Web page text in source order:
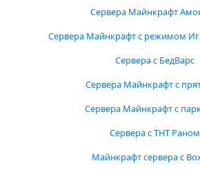
Сервера Майнкрафт
Сервера Майнкрафт с режимом
Сервера с БедВарс
Сервера Майнкрафт с
Сервера Майнкрафт с
Сервера с ТНТ Раном
Майнкрафт сервера с